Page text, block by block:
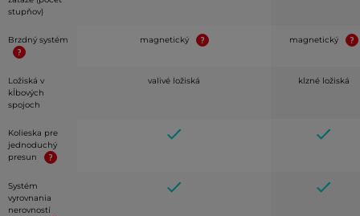
stupňov)
Brzdný systém magnetický magnetický
Ložiská v
kĺbových
spojoch
valivé ložiská klzné ložiská
Kolieska pre
jednoduchý
presun
Systém
vyrovnania
nerovností